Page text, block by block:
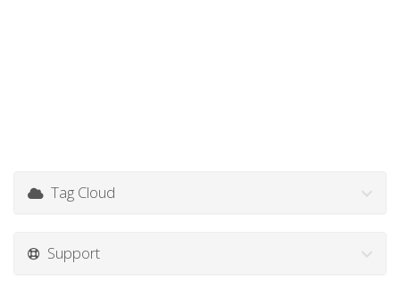
Tag Cloud
Support